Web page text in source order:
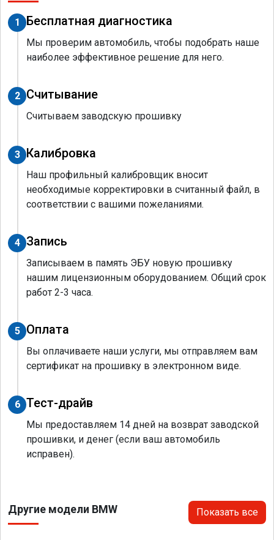
1 Бесплатная диагностика
Мы проверим автомобиль, чтобы подобрать наше
наиболее эффективное решение для него.
2 Считывание
Считываем заводскую прошивку
3 Калибровка
Наш профильный калибровщик вносит
необходимые корректировки в считанный файл, в
соответствии с вашими пожеланиями.
4 Запись
Записываем в память ЭБУ новую прошивку
нашим лицензионным оборудованием. Общий срок
работ 2-3 часа.
5 Оплата
Вы оплачиваете наши услуги, мы отправляем вам
сертификат на прошивку в электронном виде.
6 Тест-драйв
Мы предоставляем 14 дней на возврат заводской
прошивки, и денег (если ваш автомобиль
исправен).
Другие модели BMW Показать все